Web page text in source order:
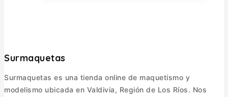
Surmaquetas
Surmaquetas es una tienda online de maquetismo y
modelismo ubicada en Valdivia, Región de Los Ríos. Nos